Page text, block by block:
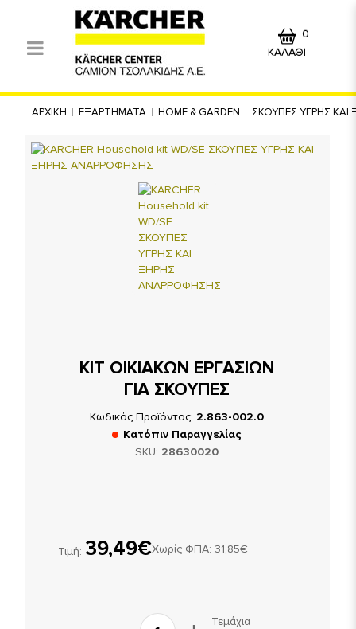
ΚΑΛΑΘΙ
0
ΑΡΧΙΚΗ ΕΞΑΡΤΗΜΑΤΑ HOME & GARDEN ΣΚΟΥΠΕΣ ΥΓΡΗΣ
ΚΙΤ ΟΙΚΙΑΚΩΝ ΕΡΓΑΣΙΩΝ
ΓΙΑ ΣΚΟΥΠΕΣ
Κωδικός Προϊόντος: 2.863-002.0
Κατόπιν Παραγγελίας
SKU: 28630020
Τιμή: 39,49€Χωρίς ΦΠΑ: 31,85€
Τεμάχια